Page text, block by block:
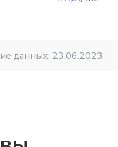
данных: 23.06.2023